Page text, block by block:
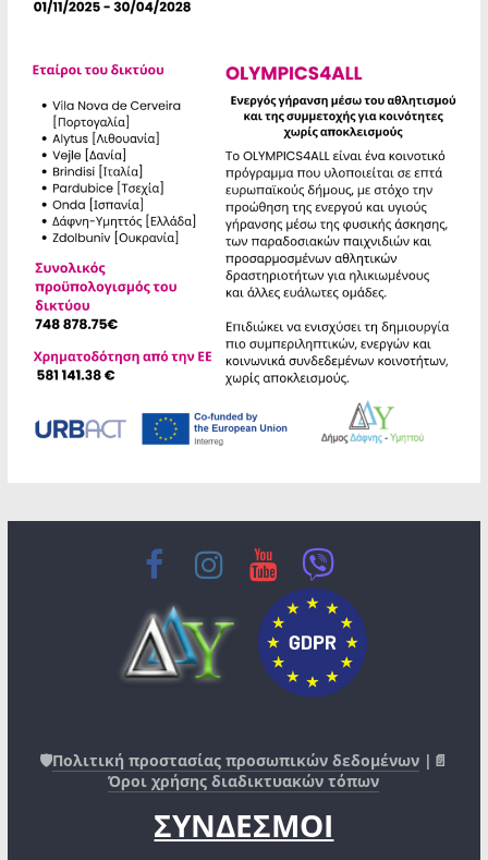
🛡️Πολιτική προστασίας προσωπικών δεδομένων |📄
Όροι χρήσης διαδικτυακών τόπων
ΣΥΝΔΕΣΜΟΙ